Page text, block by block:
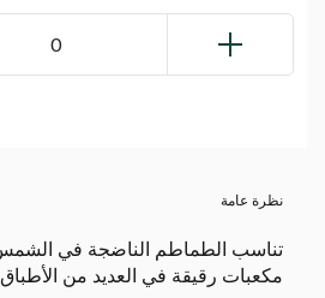
0
نظرة عامة
تناسب الطماطم الناضجة في
مكعبات رقيقة في العديد من